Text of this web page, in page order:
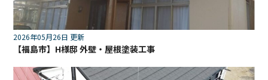
2026年05月26日 更新
【福島市】H様邸 外壁・屋根塗装工事